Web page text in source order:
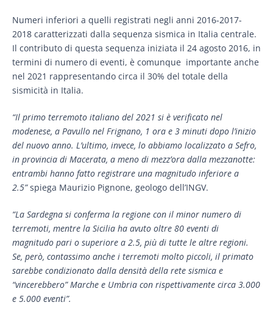
Numeri inferiori a quelli registrati negli anni 2016-2017-
2018 caratterizzati dalla sequenza sismica in Italia centrale.
Il contributo di questa sequenza iniziata il 24 agosto 2016, in
termini di numero di eventi, è comunque importante anche
nel 2021 rappresentando circa il 30% del totale della
sismicità in Italia.
“Il primo terremoto italiano del 2021 si è verificato nel
modenese, a Pavullo nel Frignano, 1 ora e 3 minuti dopo l’inizio
del nuovo anno. L’ultimo, invece, lo abbiamo localizzato a Sefro,
in provincia di Macerata, a meno di mezz’ora dalla mezzanotte:
entrambi hanno fatto registrare una magnitudo inferiore a
2.5”spiega Maurizio Pignone, geologo dell’INGV.
“La Sardegna si conferma la regione con il minor numero di
terremoti, mentre la Sicilia ha avuto oltre 80 eventi di
magnitudo pari o superiore a 2.5, più di tutte le altre regioni.
Se, però, contassimo anche i terremoti molto piccoli, il primato
sarebbe condizionato dalla densità della rete sismica e
“vincerebbero” Marche e Umbria con rispettivamente circa 3.000
e 5.000 eventi”.